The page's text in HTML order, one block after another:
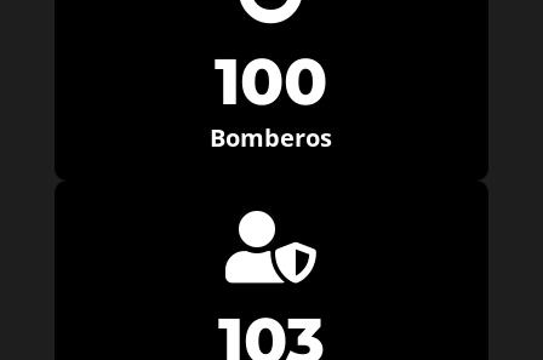
100
Bomberos

103